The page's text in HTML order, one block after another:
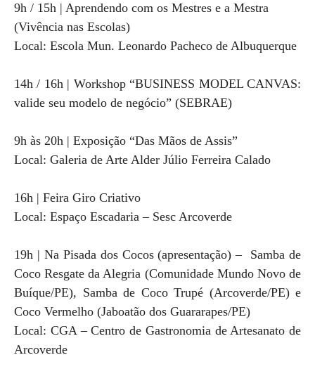
9h / 15h | Aprendendo com os Mestres e a Mestra
(Vivência nas Escolas)
Local: Escola Mun. Leonardo Pacheco de Albuquerque
14h / 16h | Workshop “BUSINESS MODEL CANVAS:
valide seu modelo de negócio” (SEBRAE)
9h às 20h | Exposição “Das Mãos de Assis”
Local: Galeria de Arte Alder Júlio Ferreira Calado
16h | Feira Giro Criativo
Local: Espaço Escadaria – Sesc Arcoverde
19h | Na Pisada dos Cocos (apresentação) – Samba de
Coco Resgate da Alegria (Comunidade Mundo Novo de
Buíque/PE), Samba de Coco Trupé (Arcoverde/PE) e
Coco Vermelho (Jaboatão dos Guararapes/PE)
Local: CGA – Centro de Gastronomia de Artesanato de
Arcoverde